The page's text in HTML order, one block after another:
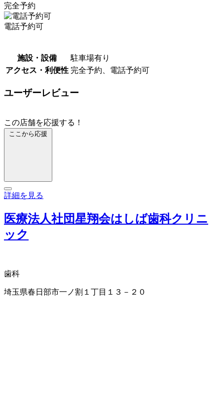
完全予約
電話予約可
施設・設備
駐車場有り
アクセス・利便性 完全予約、電話予約可
ユーザーレビュー
この店舗を応援する！
ここから応援
詳細を見る
医療法人社団星翔会はしば歯科クリニ
ック
歯科
埼玉県春日部市一ノ割１丁目１３－２０